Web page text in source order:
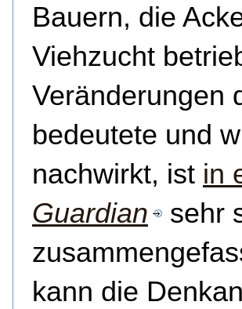
Bauern, die
Viehzucht
Veränderungen
bedeutete und
nachwirkt, ist in
Guardian
sehr
kann die